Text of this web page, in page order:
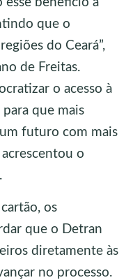
que o
do Ceará”,
de Freitas.
o acesso à
que mais
futuro com mais
o
os
que o Detran
diretamente às
no processo.